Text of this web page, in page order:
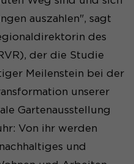
auszahlen", sagt
des
der die Studie
Meilenstein bei der
unserer
Gartenausstellung
Von ihr werden
und